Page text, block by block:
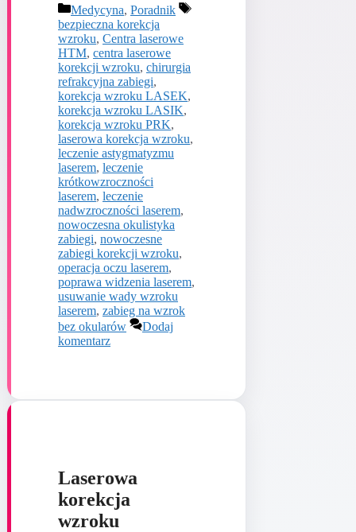
Kategorie
Medycyna, Poradnik
Tagi
bezpieczna korekcja
wzroku, Centra laserowe
HTM, centra laserowe
korekcji wzroku, chirurgia
refrakcyjna zabiegi,
korekcja wzroku LASEK,
korekcja wzroku LASIK,
korekcja wzroku PRK,
laserowa korekcja wzroku,
leczenie astygmatyzmu
laserem, leczenie
krótkowzroczności
laserem, leczenie
nadwzroczności laserem,
nowoczesna okulistyka
zabiegi, nowoczesne
zabiegi korekcji wzroku,
operacja oczu laserem,
poprawa widzenia laserem,
usuwanie wady wzroku
laserem, zabieg na wzrok
bez okularów
Dodaj
komentarz
Laserowa
korekcja
wzroku